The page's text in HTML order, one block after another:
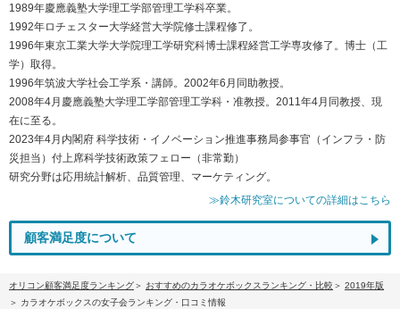
1989年慶應義塾大学理工学部管理工学科卒業。
1992年ロチェスター大学経営大学院修士課程修了。
1996年東京工業大学大学院理工学研究科博士課程経営工学専攻修了。博士（工
学）取得。
1996年筑波大学社会工学系・講師。2002年6月同助教授。
2008年4月慶應義塾大学理工学部管理工学科・准教授。2011年4月同教授、現
在に至る。
2023年4月内閣府 科学技術・イノベーション推進事務局参事官（インフラ・防
災担当）付上席科学技術政策フェロー（非常勤）
研究分野は応用統計解析、品質管理、マーケティング。
≫鈴木研究室についての詳細はこちら
顧客満足度について
オリコン顧客満足度ランキング おすすめのカラオケボックスランキング・比較
2019年版
カラオケボックスの女子会ランキング・口コミ情報